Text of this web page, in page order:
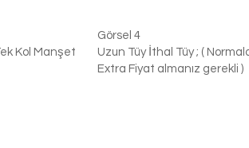
Kol Manşet
Görsel 4
Uzun Tüy İthal Tüy ; (
Extra Fiyat almanız gerekli )